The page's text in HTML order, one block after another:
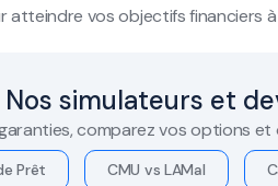
atteindre vos objectifs financiers
Nos simulateurs et
comparez vos options
Prêt CMU vs LAMal